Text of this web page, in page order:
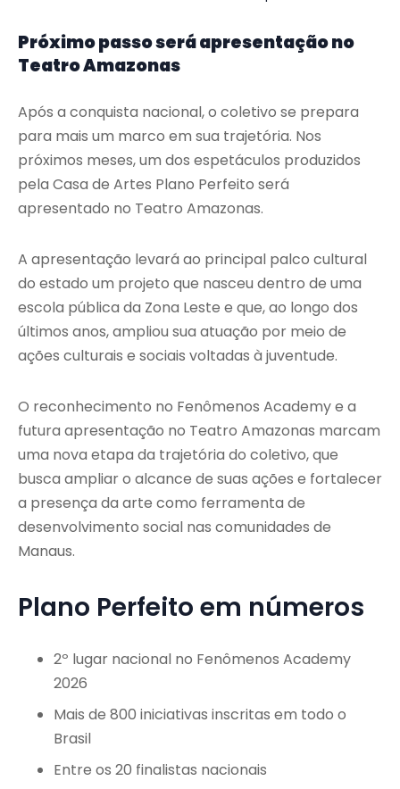
Próximo passo será apresentação no
Teatro Amazonas
Após a conquista nacional, o coletivo se prepara
para mais um marco em sua trajetória. Nos
próximos meses, um dos espetáculos produzidos
pela Casa de Artes Plano Perfeito será
apresentado no Teatro Amazonas.
A apresentação levará ao principal palco cultural
do estado um projeto que nasceu dentro de uma
escola pública da Zona Leste e que, ao longo dos
últimos anos, ampliou sua atuação por meio de
ações culturais e sociais voltadas à juventude.
O reconhecimento no Fenômenos Academy e a
futura apresentação no Teatro Amazonas marcam
uma nova etapa da trajetória do coletivo, que
busca ampliar o alcance de suas ações e fortalecer
a presença da arte como ferramenta de
desenvolvimento social nas comunidades de
Manaus.
Plano Perfeito em números
2º lugar nacional no Fenômenos Academy
2026
Mais de 800 iniciativas inscritas em todo o
Brasil
Entre os 20 finalistas nacionais